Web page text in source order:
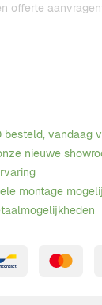
offerte
besteld, vandaag
nieuwe
montage